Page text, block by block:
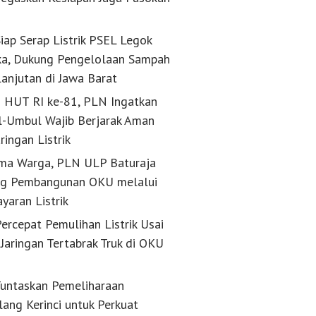
Serap Listrik PSEL Legok
Dukung Pengelolaan Sampah
di Jawa Barat
HUT RI ke-81, PLN Ingatkan
Umbul Wajib Berjarak Aman
Listrik
Warga, PLN ULP Baturaja
Pembangunan OKU melalui
Listrik
Pemulihan Listrik Usai
Tertabrak Truk di OKU
Pemeliharaan
Kerinci untuk Perkuat